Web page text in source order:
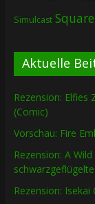
Simulcast
Aktuelle
Rezension: Elfies
(Comic)
Vorschau: Fire
Rezension: A
Rezension: